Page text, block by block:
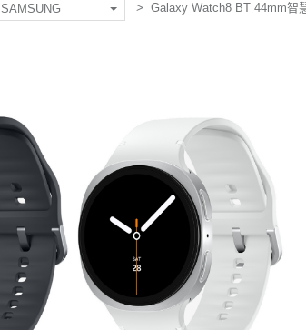
SAMSUNG Galaxy Watch8 BT 44mm智